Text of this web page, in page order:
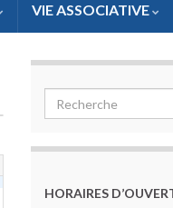
VIE ASSOCIATIVE
HORAIRES